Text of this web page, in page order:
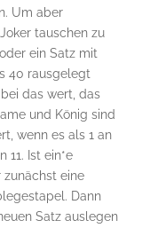
Um aber
tauschen zu
ein Satz mit
40 rausgelegt
das wert, das
und König sind
wenn es als 1 an
11. Ist ein*e
zunächst eine
Dann
Satz auslegen